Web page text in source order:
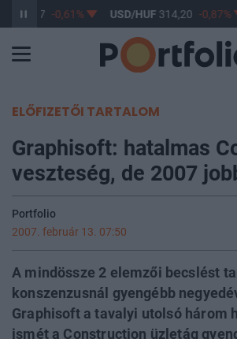
363,17 -0,61% USD/HUF314,20 -0,87%
ELŐFIZETŐI TARTALOM
Graphisoft: hatalmas
veszteség, de 2007
Portfolio
2007. február 13. 07:50
A mindössze 2 elemzői becslést
konszenzusnál gyengébb
Graphisoft a tavalyi utolsó három
ismét a Construction üzletág